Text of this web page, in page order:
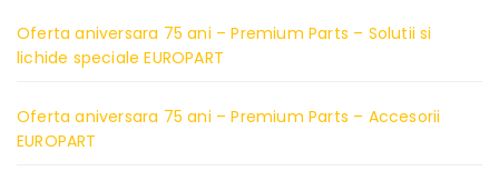
Oferta aniversara 75 ani – Premium Parts – Solutii si
lichide speciale EUROPART
Oferta aniversara 75 ani – Premium Parts – Accesorii
EUROPART